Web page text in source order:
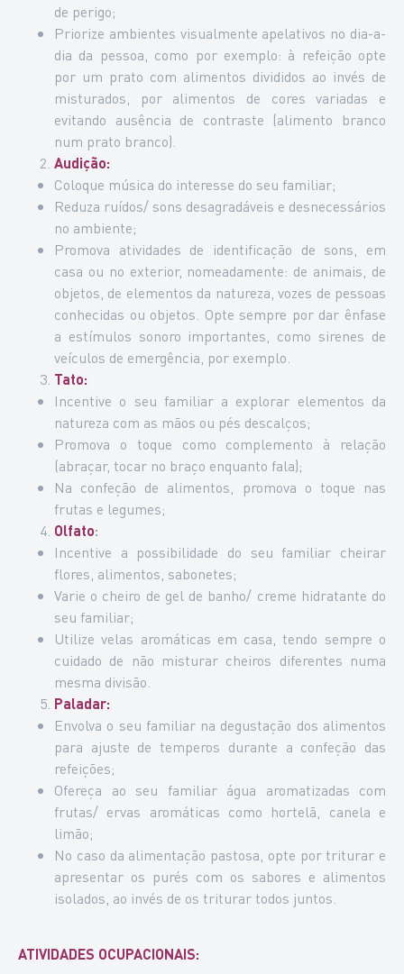
de perigo;
Priorize ambientes visualmente apelativos no dia-a-
dia da pessoa, como por exemplo: à refeição opte
por um prato com alimentos divididos ao invés de
misturados, por alimentos de cores variadas e
evitando ausência de contraste (alimento branco
num prato branco).
Audição:
Coloque música do interesse do seu familiar;
Reduza ruídos/ sons desagradáveis e desnecessários
no ambiente;
Promova atividades de identificação de sons, em
casa ou no exterior, nomeadamente: de animais, de
objetos, de elementos da natureza, vozes de pessoas
conhecidas ou objetos. Opte sempre por dar ênfase
a estímulos sonoro importantes, como sirenes de
veículos de emergência, por exemplo.
Tato:
Incentive o seu familiar a explorar elementos da
natureza com as mãos ou pés descalços;
Promova o toque como complemento à relação
(abraçar, tocar no braço enquanto fala);
Na confeção de alimentos, promova o toque nas
frutas e legumes;
Olfato:
Incentive a possibilidade do seu familiar cheirar
flores, alimentos, sabonetes;
Varie o cheiro de gel de banho/ creme hidratante do
seu familiar;
Utilize velas aromáticas em casa, tendo sempre o
cuidado de não misturar cheiros diferentes numa
mesma divisão.
Paladar:
Envolva o seu familiar na degustação dos alimentos
para ajuste de temperos durante a confeção das
refeições;
Ofereça ao seu familiar água aromatizadas com
frutas/ ervas aromáticas como hortelã, canela e
limão;
No caso da alimentação pastosa, opte por triturar e
apresentar os purés com os sabores e alimentos
isolados, ao invés de os triturar todos juntos.
ATIVIDADES OCUPACIONAIS: